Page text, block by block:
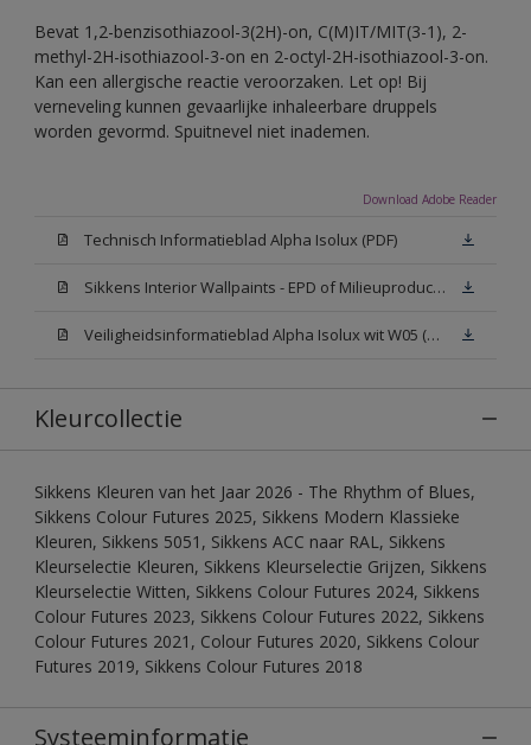
Bevat 1,2-benzisothiazool-3(2H)-on, C(M)IT/MIT(3-1), 2-
methyl-2H-isothiazool-3-on en 2-octyl-2H-isothiazool-3-on.
Kan een allergische reactie veroorzaken. Let op! Bij
verneveling kunnen gevaarlijke inhaleerbare druppels
worden gevormd. Spuitnevel niet inademen.
Download Adobe Reader
Technisch Informatieblad Alpha Isolux (PDF)
Sikkens Interior Wallpaints - EPD of Milieuproductverklaring
Veiligheidsinformatieblad Alpha Isolux wit W05 (SDS)
Kleurcollectie
Sikkens Kleuren van het Jaar 2026 - The Rhythm of Blues,
Sikkens Colour Futures 2025, Sikkens Modern Klassieke
Kleuren, Sikkens 5051, Sikkens ACC naar RAL, Sikkens
Kleurselectie Kleuren, Sikkens Kleurselectie Grijzen, Sikkens
Kleurselectie Witten, Sikkens Colour Futures 2024, Sikkens
Colour Futures 2023, Sikkens Colour Futures 2022, Sikkens
Colour Futures 2021, Colour Futures 2020, Sikkens Colour
Futures 2019, Sikkens Colour Futures 2018
Systeeminformatie